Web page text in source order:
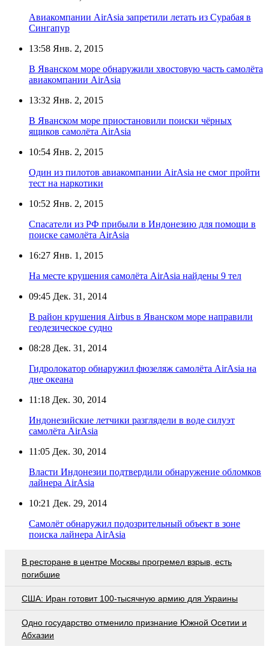
Авиакомпании AirAsia запретили летать из Сурабая в
Сингапур
13:58 Янв. 2, 2015
В Яванском море обнаружили хвостовую часть самолёта
авиакомпании AirAsia
13:32 Янв. 2, 2015
В Яванском море приостановили поиски чёрных
ящиков самолёта AirAsia
10:54 Янв. 2, 2015
Один из пилотов авиакомпании AirAsia не смог пройти
тест на наркотики
10:52 Янв. 2, 2015
Спасатели из РФ прибыли в Индонезию для помощи в
поиске самолёта AirAsia
16:27 Янв. 1, 2015
На месте крушения самолёта AirAsia найдены 9 тел
09:45 Дек. 31, 2014
В район крушения Airbus в Яванском море направили
геодезическое судно
08:28 Дек. 31, 2014
Гидролокатор обнаружил фюзеляж самолёта AirAsia на
дне океана
11:18 Дек. 30, 2014
Индонезийские летчики разглядели в воде силуэт
самолёта AirAsia
11:05 Дек. 30, 2014
Власти Индонезии подтвердили обнаружение обломков
лайнера AirAsia
10:21 Дек. 29, 2014
Самолёт обнаружил подозрительный объект в зоне
поиска лайнера AirAsia
В ресторане в центре Москвы прогремел взрыв, есть
погибшие
США: Иран готовит 100-тысячную армию для Украины
Одно государство отменило признание Южной Осетии и
Абхазии